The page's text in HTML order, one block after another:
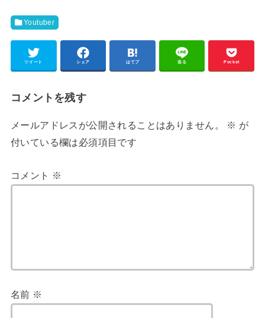
Youtuber
ツイート シェア はてブ 送る Pocket
コメントを残す
メールアドレスが公開されることはありません。 ※ が
付いている欄は必須項目です
コメント ※
名前 ※